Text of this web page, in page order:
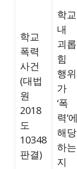
학교
폭력
사건
(대법
원
2018
도
10348
판결)
학교
내
괴롭
힘
행위
가
‘폭
력’에
해당
하는
지